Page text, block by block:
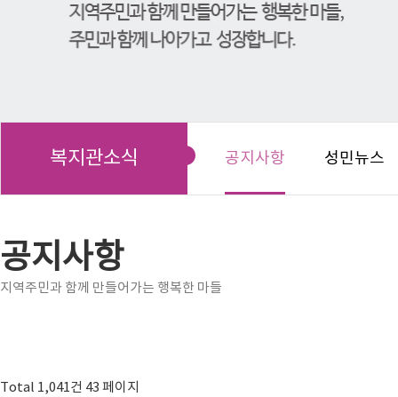
복지관소식 공지사항 성민뉴스
공지사항
지역주민과 함께 만들어가는 행복한 마들
Total 1,041건 43 페이지